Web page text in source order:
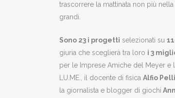
trascorrere la mattinata non più
grandi.
Sono 23 i progetti selezionati su
giuria che sceglierà tra loro i 3
per le Imprese Amiche del Meyer e
LU.ME., il docente di fisica Alfio
la giornalista e blogger di giochi